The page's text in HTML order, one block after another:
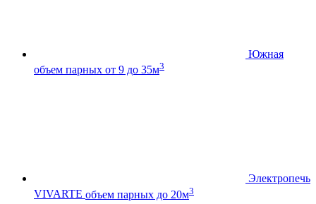
Южная
объем парных от 9 до 35м3
Электропечь
VIVARTE объем парных до 20м3